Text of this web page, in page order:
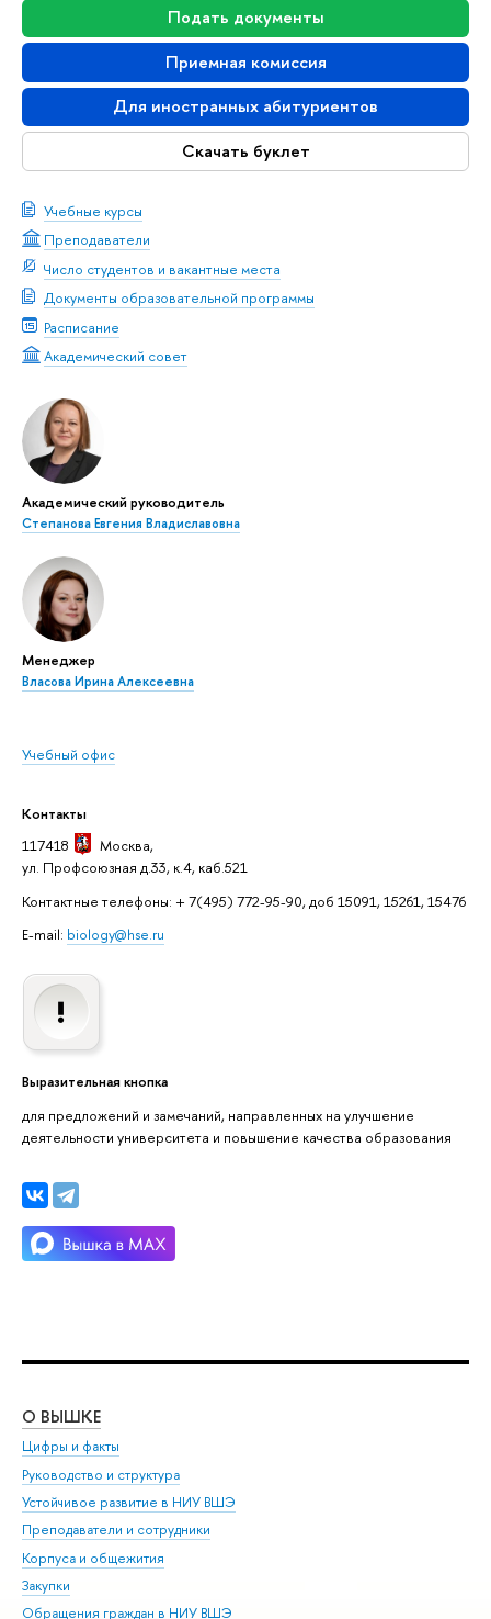
Подать документы
Приемная комиссия
Для иностранных абитуриентов
Скачать буклет
Учебные курсы
Преподаватели
Число студентов и вакантные места
Документы образовательной программы
Расписание
Академический совет
Академический руководитель
Степанова Евгения Владиславовна
Менеджер
Власова Ирина Алексеевна
Учебный офис
Контакты
117418
Москва,
ул. Профсоюзная д.33, к.4, каб.521
Контактные телефоны: + 7(495) 772-95-90, доб 15091, 15261, 15476
E-mail: biology@hse.ru
Выразительная кнопка
для предложений и замечаний, направленных на улучшение
деятельности университета и повышение качества образования
О ВЫШКЕ
Цифры и факты
Руководство и структура
Устойчивое развитие в НИУ ВШЭ
Преподаватели и сотрудники
Корпуса и общежития
Закупки
Обращения граждан в НИУ ВШЭ